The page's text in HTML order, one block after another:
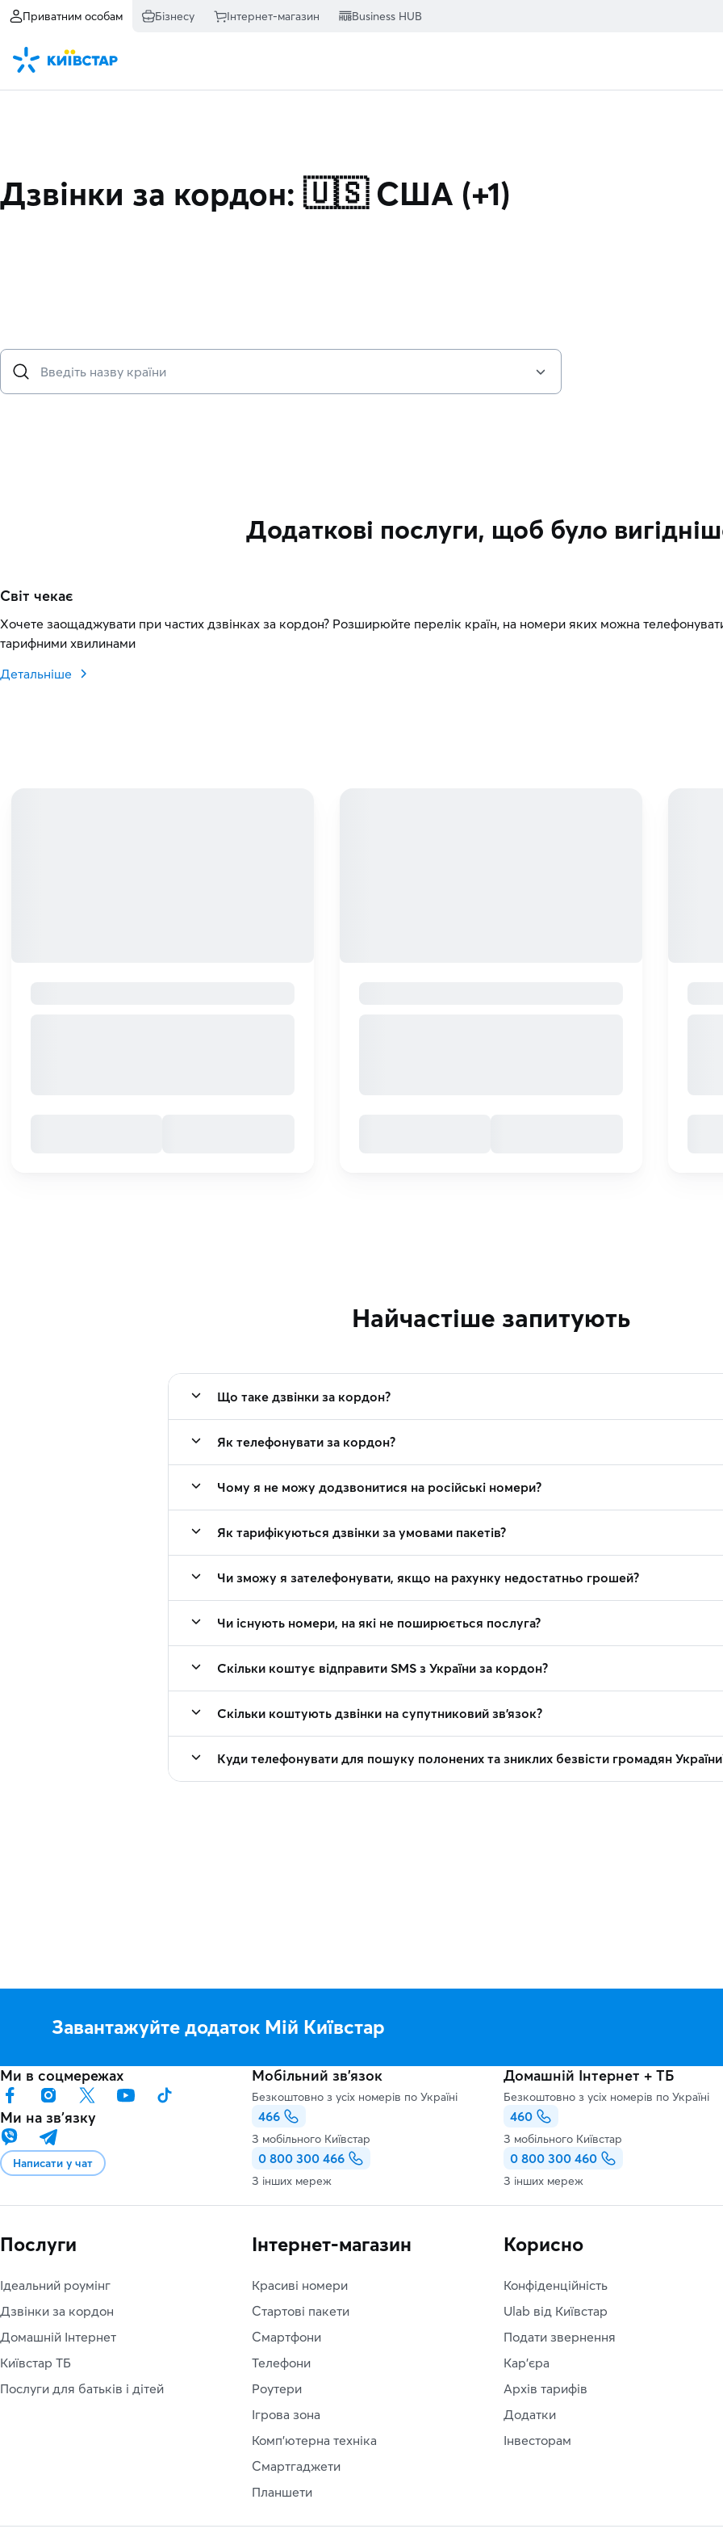
Приватним особам Бізнесу Інтернет-магазин Business HUB
Дзвінки за кордон: 🇺🇸 США (+1)
Додаткові послуги, щоб було
Світ чекає
Хочете заощаджувати при частих дзвінках за кордон? Розширюйте перелік країн, на номери яких можна
тарифними хвилинами
Детальніше
Найчастіше запитують
Що таке дзвінки за кордон?
Як телефонувати за кордон?
Чому я не можу додзвонитися на російські номери?
Як тарифікуються дзвінки за умовами пакетів?
Чи зможу я зателефонувати, якщо на рахунку недостатньо грошей?
Чи існують номери, на які не поширюється послуга?
Скільки коштує відправити SMS з України за кордон?
Скільки коштують дзвінки на супутниковий зв'язок?
Куди телефонувати для пошуку полонених та зниклих безвісти громадян
Завантажуйте додаток Мій Київстар
Ми в соцмережах
Ми на звʼязку
Написати у чат
Мобільний зв'язок
Безкоштовно з усіх номерів по Україні
466
З мобільного Київстар
0 800 300 466
З інших мереж
Домашній Інтернет + ТБ
Безкоштовно з усіх номерів по Україні
460
З мобільного Київстар
0 800 300 460
З інших мереж
Послуги
Ідеальний роумінг
Дзвінки за кордон
Домашній Інтернет
Київстар ТБ
Послуги для батьків і дітей
Інтернет-магазин
Красиві номери
Стартові пакети
Смартфони
Телефони
Роутери
Ігрова зона
Комп'ютерна техніка
Смартгаджети
Планшети
Корисно
Конфіденційність
Ulab від Київстар
Подати звернення
Кар'єра
Архів тарифів
Додатки
Інвесторам